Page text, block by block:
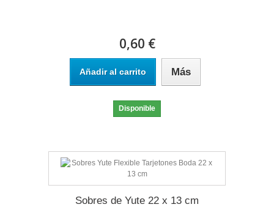
0,60 €
Añadir al carrito Más
Disponible
Sobres de Yute 22 x 13 cm